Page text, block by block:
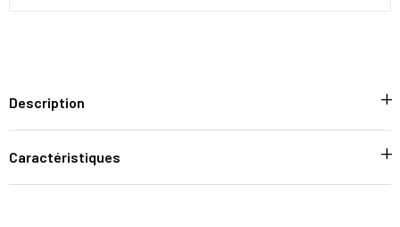
Description
Caractéristiques